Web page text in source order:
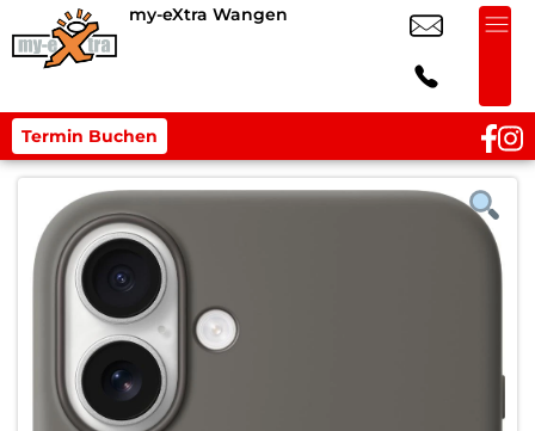
my-eXtra Wangen
Termin Buchen